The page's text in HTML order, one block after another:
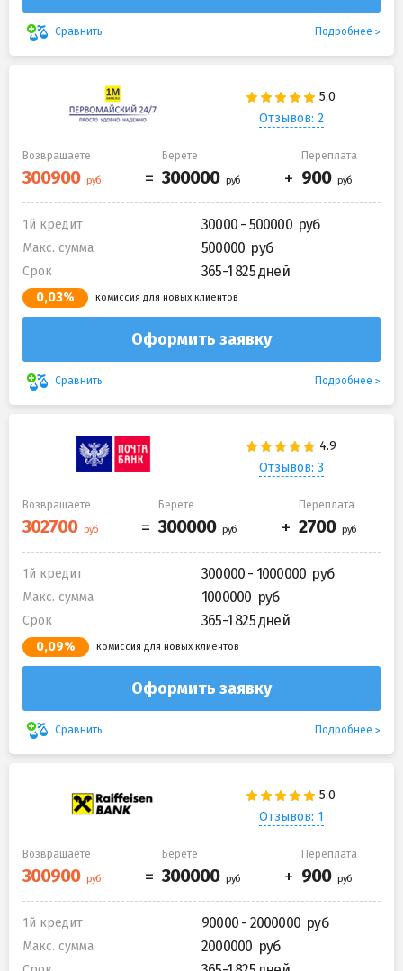
Сравнить Подробнее
Отзывов: 2
Возвращаете Берете Переплата
1й кредит 30000 - 500000
Макс. сумма 500000
Срок 365-1 825 дней
0,03% комиссия для новых клиентов
Оформить заявку
Сравнить Подробнее
Отзывов: 3
Возвращаете Берете Переплата
1й кредит 300000 - 1000000
Макс. сумма 1000000
Срок 365-1 825 дней
0,09% комиссия для новых клиентов
Оформить заявку
Сравнить Подробнее
Отзывов: 1
Возвращаете Берете Переплата
1й кредит 90000 - 2000000
Макс. сумма 2000000